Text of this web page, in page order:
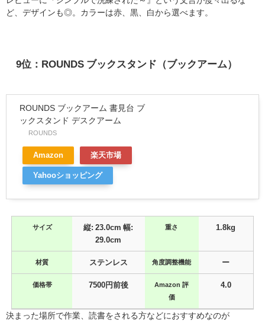
ど、デザインも◎。カラーは赤、黒、白から選べます。
9位：ROUNDS ブックスタンド（ブックアーム）
ROUNDS ブックアーム 書見台 ブ
ックスタンド デスクアーム
ROUNDS
Amazon 楽天市場
Yahooショッピング
サイズ
縦: 23.0cm 幅:
29.0cm
重さ 1.8kg
材質 ステンレス 角度調整機能 ー
価格帯 7500円前後
Amazon 評
価
4.0
決まった場所で作業、読書をされる方などにおすすめなのが